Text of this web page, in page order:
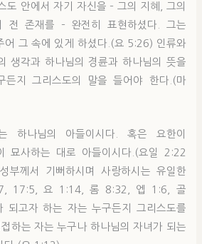
도 안에서 자기 자신을 – 그의 지혜, 그의
전 존재를 – 완전히 표현하셨다. 그는
어 그 속에 있게 하셨다.(요 5:26) 인류와
생각과 하나님의 경륜과 하나님의 뜻을
든지 그리스도의 말을 들어야 한다.(마
하나님의 아들이시다. 혹은 요한이
묘사하는 대로 아들이시다.(요일 2:22
부께서 기뻐하시며 사랑하시는 유일한
17:5, 요 1:14, 롬 8:32, 엡 1:6, 골
되고자 하는 자는 누구든지 그리스도를
하는 자는 누구나 하나님의 자녀가 되는